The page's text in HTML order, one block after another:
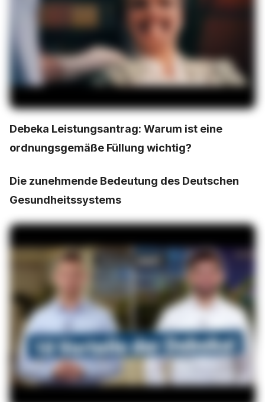
Debeka Leistungsantrag: Warum ist eine
ordnungsgemäße Füllung wichtig?
Die zunehmende Bedeutung des Deutschen
Gesundheitssystems